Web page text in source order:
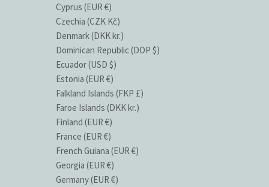
Cyprus (EUR €)
Czechia (CZK Kč)
Denmark (DKK kr.)
Dominican Republic (DOP $)
Ecuador (USD $)
Estonia (EUR €)
Falkland Islands (FKP £)
Faroe Islands (DKK kr.)
Finland (EUR €)
France (EUR €)
French Guiana (EUR €)
Georgia (EUR €)
Germany (EUR €)